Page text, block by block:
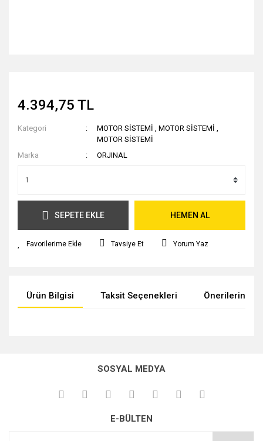
4.394,75 TL
Kategori MOTOR SİSTEMİ ,MOTOR SİSTEMİ ,
MOTOR SİSTEMİ
Marka
ORJINAL
SEPETE EKLE HEMEN AL
Tavsiye Et Yorum Yaz
Ürün Bilgisi Taksit Seçenekleri Önerileriniz
kullanarak tarafımıza iletebilirsiniz.
Görüş ve önerileriniz için teşekkür ederiz.
Ürün açıklamasında eksik bilgiler bulunuyor.
SOSYAL MEDYA
E-BÜLTEN